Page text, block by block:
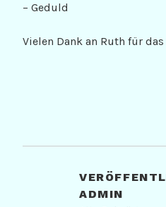
– Geduld
Vielen Dank an Ruth für
ADMIN